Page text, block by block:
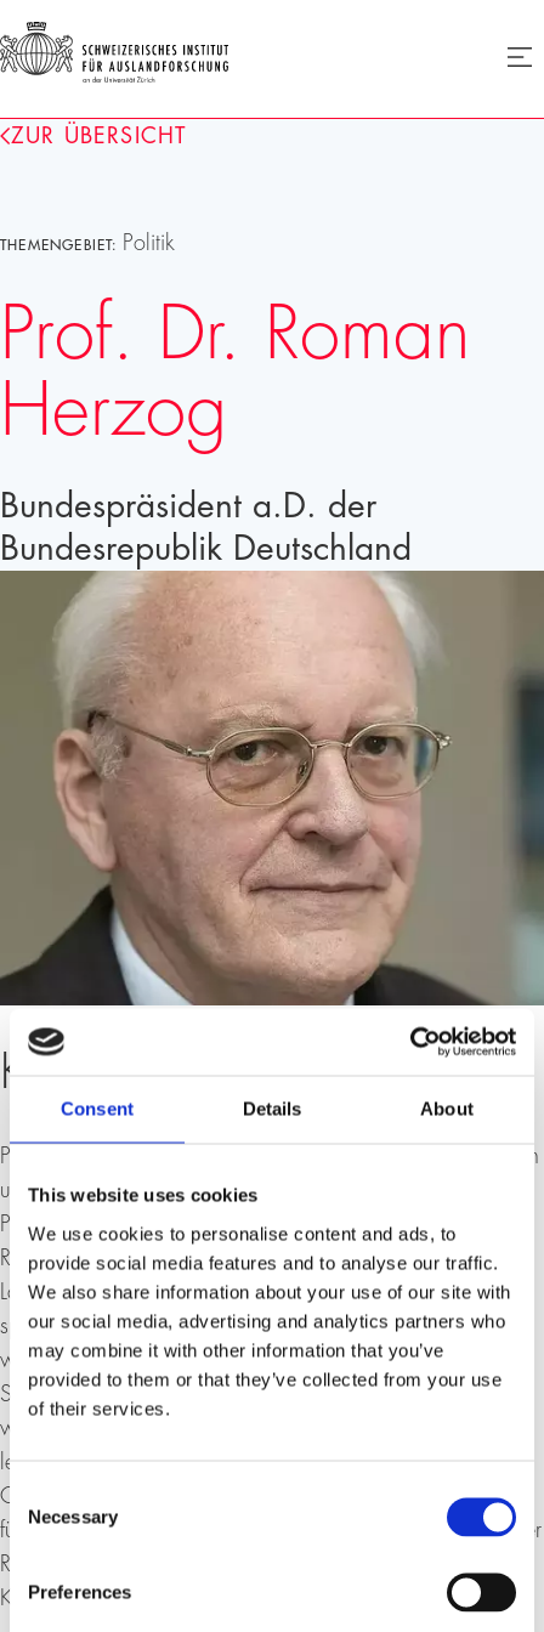
Consent Details About
This website uses cookies
We use cookies to personalise content and ads, to
provide social media features and to analyse our traffic.
We also share information about your use of our site with
our social media, advertising and analytics partners who
may combine it with other information that you’ve
provided to them or that they’ve collected from your use
of their services.
Consent
Selection
Necessary
Preferences
Homepage
ZUR ÜBERSICHT
THEMENGEBIET: Politik
Prof. Dr. Roman
Herzog
Bundespräsident a.D. der
Bundesrepublik Deutschland
Kurzbiografie
Prof. Dr. Roman Herzog wurde am 5. April 1934 geboren
und promovierte 1958 in München. Nach Jahren als
Privatdozent und Professor in München und Berlin besetzte
Roman Herzog diverse Sitze innerhalb der
Landesregierung, bevor er 1983 zum Vizepräsidenten und
später Präsidenten des Bundesverfassungsgerichts ernannt
wurde. 1994 erfolgte die Wahl zum Bundespräsidenten.
Seit dem Ende seiner Amtszeit ist Roman Herzog
wissenschaftlich und publizistisch tätig. Im Jahr 2000
leitete er den Konvent zur Erarbeitung der EU-Grundrechte-
Charta, seit dem 3. Oktober 2003 leitet er den «Konvent
für Deutschland», dessen Hauptthema die Verbesserung der
Reformfähigkeit Deutschlands ist. Zudem ist er
Kuratoriumsvorsitzender diverser Stiftungen in Deutschland.